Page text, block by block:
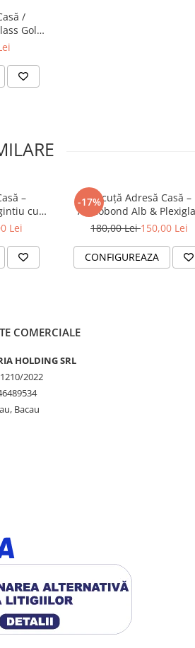
/
Gold
–
cu
Lei
-17%
Plăcuță Adresă Casă –
Alucobond Alb &
Negru cu Lumină Solară
180,00 Lei150,00 Lei
CONFIGUREAZA
COMERCIALE
HOLDING SRL
2022
Bacau